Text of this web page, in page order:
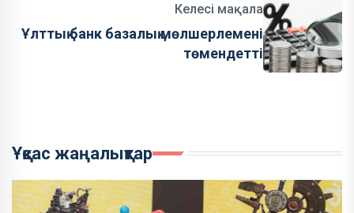
Келесі мақала
Ұлттық банк базалық мөлшерлемені
төмендетті
Ұқсас жаңалықтар